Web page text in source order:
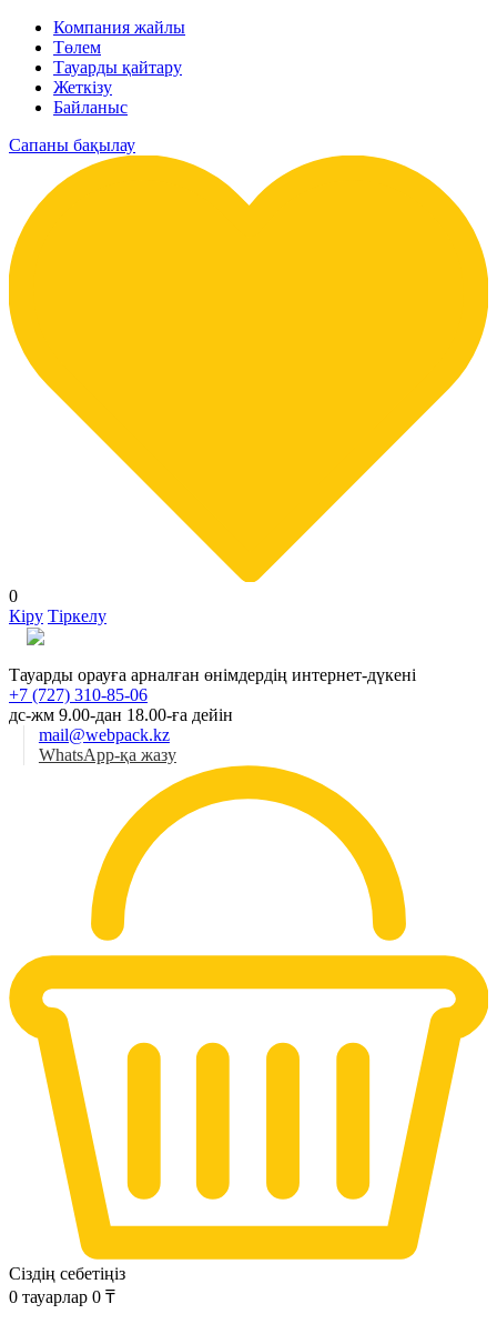
Компания жайлы
Төлем
Тауарды қайтару
Жеткізу
Байланыс
Сапаны бақылау
0
Кіру Тіркелу
Тауарды орауға арналған өнімдердің интернет-дүкені
+7 (727) 310-85-06
дс-жм 9.00-дан 18.00-ға дейін
mail@webpack.kz
WhatsApp-қа жазу
Сіздің себетіңіз
0 тауарлар 0 ₸